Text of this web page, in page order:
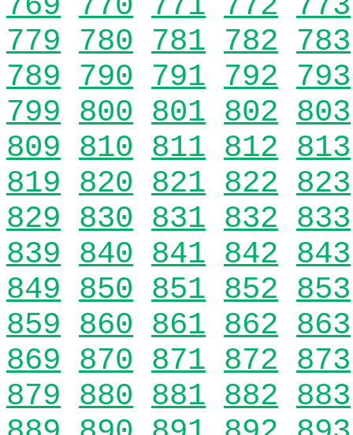
779 780 781 782 783
789 790 791 792 793
799 800 801 802 803
809 810 811 812 813
819 820 821 822 823
829 830 831 832 833
839 840 841 842 843
849 850 851 852 853
859 860 861 862 863
869 870 871 872 873
879 880 881 882 883